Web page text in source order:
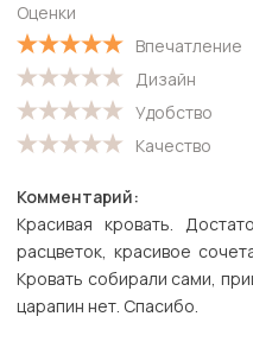
Оценки
Впечатление
Дизайн
Удобство
Качество
Комментарий:
Красивая кровать.
расцветок, красивое
Кровать собирали сами,
царапин нет. Спасибо.